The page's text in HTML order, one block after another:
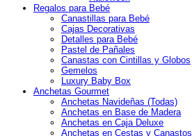
Regalos para Bebé
Canastillas para Bebé
Cajas Decorativas
Detalles para Bebé
Pastel de Pañales
Canastas con Cintillas y Globos
Gemelos
Luxury Baby Box
Anchetas Gourmet
Anchetas Navideñas (Todas)
Anchetas en Base de Madera
Anchetas en Caja Deluxe
Anchetas en Cestas y Canastos